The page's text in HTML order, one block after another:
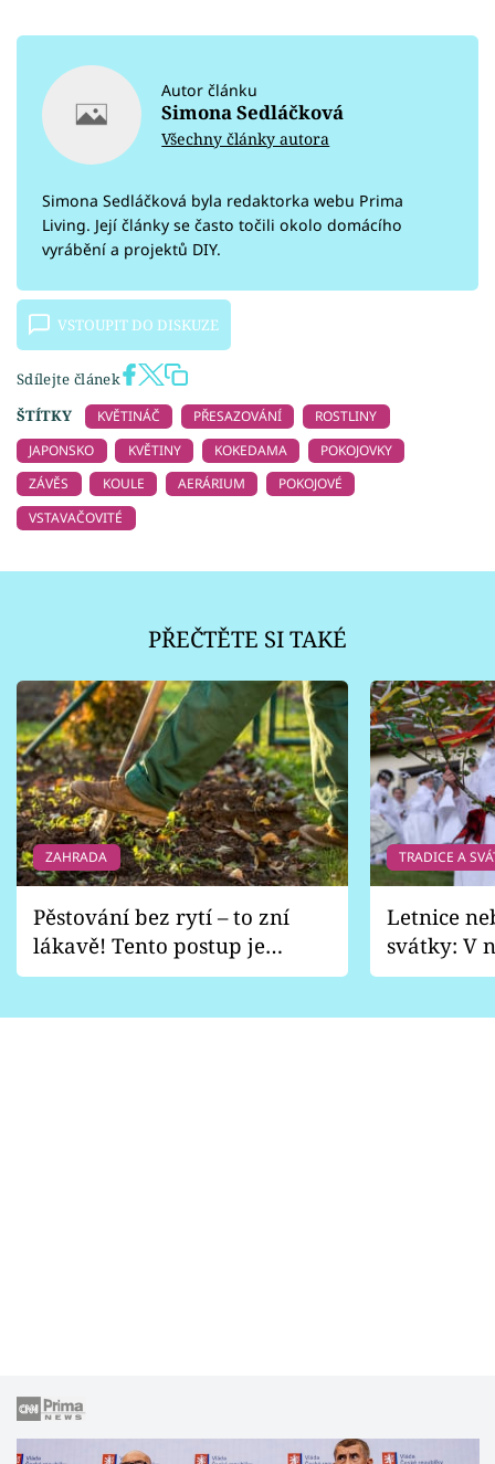
Autor článku
Simona Sedláčková
Všechny články autora
Simona Sedláčková byla redaktorka webu Prima
Living. Její články se často točili okolo domácího
vyrábění a projektů DIY.
VSTOUPIT DO DISKUZE
Sdílejte článek
ŠTÍTKY
KVĚTINÁČ PŘESAZOVÁNÍ
ROSTLINY
JAPONSKO
KVĚTINY KOKEDAMA
POKOJOVKY
ZÁVĚS
KOULE AERÁRIUM
POKOJOVÉ
VSTAVAČOVITÉ
PŘEČTĚTE SI TAKÉ
ZAHRADA
Pěstování bez rytí – to zní
lákavě! Tento postup je
vhodný jen pro některé
TRADICE A
Letnice
svátky: V
pondělí